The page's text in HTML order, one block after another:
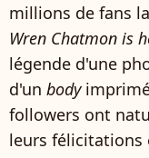
millions de fans
Wren Chatmon is
légende d'une
d'un body
followers ont
leurs félicitations